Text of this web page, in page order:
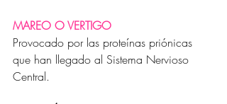
MAREO O VERTIGO
Provocado por las proteínas priónicas
que han llegado al Sistema Nervioso
Central.